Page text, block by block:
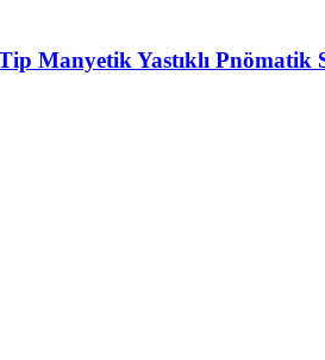
Manyetik Yastıklı